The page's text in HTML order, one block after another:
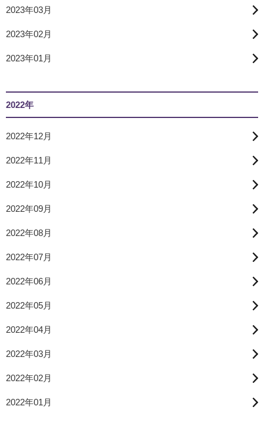
2023年03月
2023年02月
2023年01月
2022年
2022年12月
2022年11月
2022年10月
2022年09月
2022年08月
2022年07月
2022年06月
2022年05月
2022年04月
2022年03月
2022年02月
2022年01月